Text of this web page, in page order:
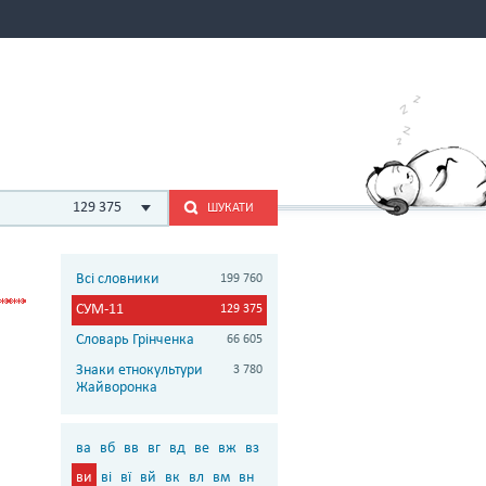
129 375 ШУКАТИ
Всі словники 199 760
СУМ-11 129 375
Словарь Грінченка 66 605
Знаки етнокультури
Жайворонка
3 780
ва вб вв вг вд ве вж вз
ви
ві вї вй вк вл вм вн